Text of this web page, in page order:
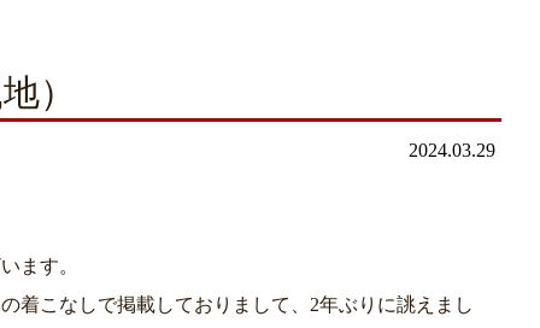
）
2024.03.29
ます。
着こなしで掲載しておりまして、2年ぶりに誂えまし